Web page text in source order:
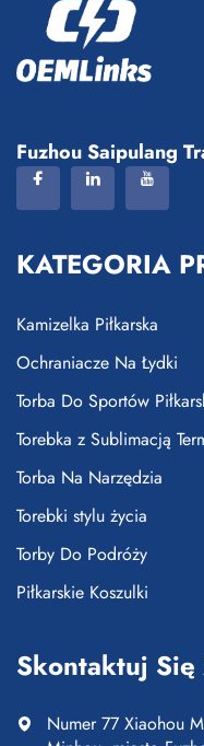
Fuzhou Saipulang
KATEGORIA
Kamizelka Piłkarska
Ochraniacze Na Łydki
Torba Do Sportów
Torebka z Sublimacją
Torba Na Narzędzia
Torebki stylu życia
Torby Do Podróży
Piłkarskie Koszulki
Skontaktuj Się
Numer 77 Xiaohou